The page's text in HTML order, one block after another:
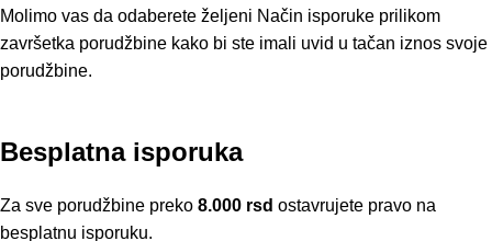
Molimo vas da odaberete željeni Način isporuke prilikom
završetka porudžbine kako bi ste imali uvid u tačan iznos svoje
porudžbine.
Besplatna isporuka
Za sve porudžbine preko 8.000 rsd ostavrujete pravo na
besplatnu isporuku.